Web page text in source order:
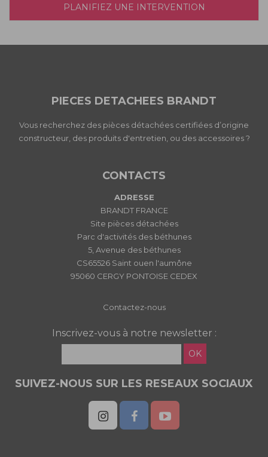
PLANIFIEZ UNE INTERVENTION
PIECES DETACHEES BRANDT
Vous recherchez des pièces détachées certifiées d’origine
constructeur, des produits d'entretien, ou des accessoires ?
CONTACTS
ADRESSE
BRANDT FRANCE
Site pièces détachées
Parc d'activités des béthunes
5, Avenue des béthunes
CS65526 Saint ouen l'aumône
95060 CERGY PONTOISE CEDEX
Contactez-nous
Inscrivez-vous à notre newsletter :
OK
SUIVEZ-NOUS SUR LES RESEAUX SOCIAUX